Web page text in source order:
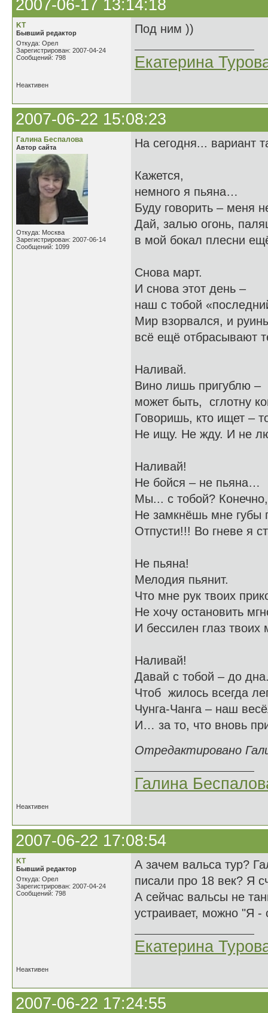
2007-06-17 13:14:18
KT
Бывший редактор
Откуда: Орел
Зарегистрирован: 2007-04-24
Сообщений: 798
Под ним ))
Екатерина
Неактивен
2007-06-22 15:08:23
Галина Беспалова
Автор сайта
Откуда: Москва
Зарегистрирован: 2007-06-14
Сообщений: 1099
На сегодня... вариант
Кажется,
немного я пьяна…
Буду говорить – меня
Дай, залью огонь,
в мой бокал плесни
Снова март.
И снова этот день –
наш с тобой
Мир взорвался, и
всё ещё отбрасывают
Наливай.
Вино лишь пригублю –
может быть, сглотну
Говоришь, кто ищет –
Не ищу. Не жду. И не
Наливай!
Не бойся – не пьяна…
Мы... с тобой?
Не замкнёшь мне губы
Отпусти!!! Во гневе я
Не пьяна!
Мелодия пьянит.
Что мне рук твоих
Не хочу остановить
И бессилен глаз твоих
Наливай!
Давай с тобой – до
Чтоб жилось всегда
Чунга-Чанга – наш
И… за то, что вновь
Отредактировано
Галина
Неактивен
2007-06-22 17:08:54
KT
Бывший редактор
Откуда: Орел
Зарегистрирован: 2007-04-24
Сообщений: 798
А зачем вальса тур?
писали про 18 век? Я
А сейчас вальсы не
устраивает, можно "Я -
Екатерина
Неактивен
2007-06-22 17:24:55